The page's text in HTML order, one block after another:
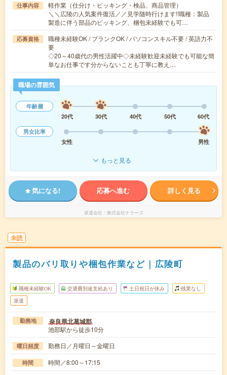
仕事内容
軽作業（仕分け・ピッキング・検品、商品管理）
＼＼広陵の人気案件復活／／見学随時行けます!!職種：製品
製造に伴う部品のピッキング、梱包未経験でも可…
応募資格
職種未経験OK / ブランクOK / パソコンスキル不要 / 英語力不
要
◇20～40歳代の男性活躍中◇未経験歓迎未経験でも可能な簡
単なお仕事です分からないことも丁寧に教え…
職場の雰囲気
年齢層
20代
30代 40代 50代
60代
男女比率
女性
男性
もっと見る
気になる! 応募へ進む 詳しく見る
派遣会社 株式会社ナラーズ
未読
製品のバリ取りや梱包作業など｜広陵町
職種未経験OK 交通費別途支給あり 土日祝日が休み 残業なし
派遣
勤務地 奈良県北葛城郡
池部駅から徒歩10分
曜日頻度 勤務日／月曜日～金曜日
時間 時間／8:00～17:15